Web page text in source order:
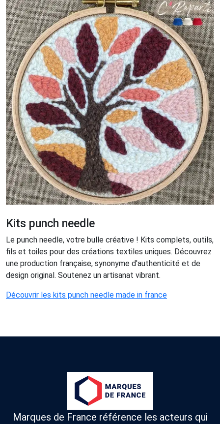
Kits punch needle
Le punch needle, votre bulle créative ! Kits complets, outils,
fils et toiles pour des créations textiles uniques. Découvrez
une production française, synonyme d'authenticité et de
design original. Soutenez un artisanat vibrant.
Découvrir les kits punch needle made in france
Marques de France référence les acteurs qui